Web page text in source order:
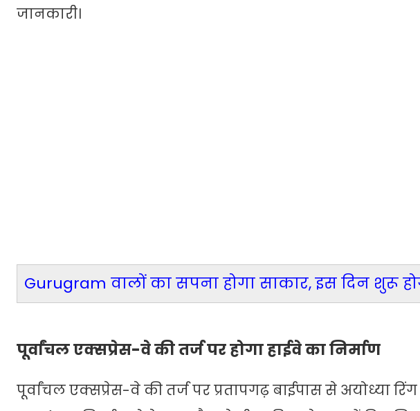
जानकारी।
Gurugram वालों का सपना होगा साकार, इस दिन शुरू
पूर्वांचल एक्सप्रेस-वे की तर्ज पर होगा हाईवे का निर्माण
पूर्वांचल एक्सप्रेस-वे की तर्ज पर प्रतापगढ़ बाईपास से अयोध्या